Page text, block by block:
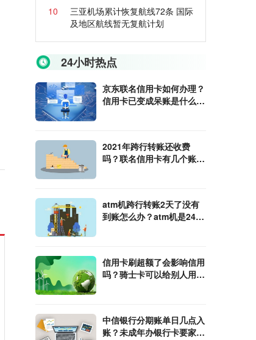
10
三亚机场累计恢复航线72条 国际
及地区航线暂无复航计划
24小时热点
京东联名信用卡如何办理？
信用卡已变成呆账是什么意
2021年跨行转账还收费
吗？联名信用卡有几个账
atm机跨行转账2天了没有
到账怎么办？atm机是24小
信用卡刷超额了会影响信用
吗？骑士卡可以给别人用
中信银行分期账单日几点入
账？未成年办银行卡要家长